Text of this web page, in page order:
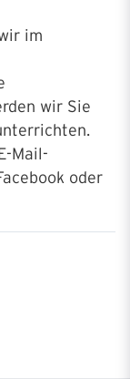
im
wir Sie
Mail-
oder